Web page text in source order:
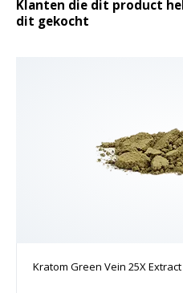
Klanten die dit product
dit gekocht
Kratom Green Vein 25X Extract